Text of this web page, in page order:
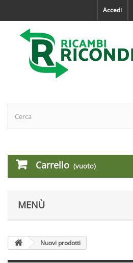
Accedi
Carrello (vuoto)
MENÙ
Nuovi prodotti